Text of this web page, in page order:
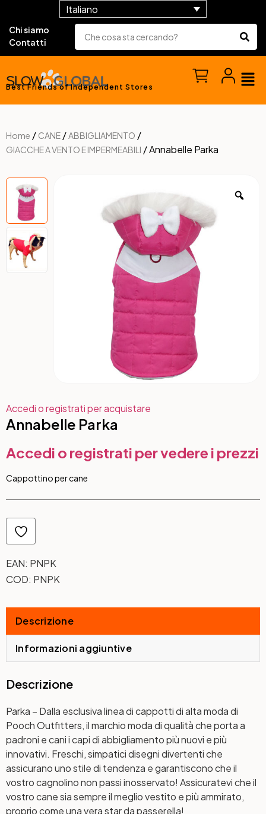
Italiano
Chi siamo
Contatti
Best Friends of Independent Stores
Home / CANE /ABBIGLIAMENTO /
GIACCHE A VENTO E IMPERMEABILI / Annabelle Parka
Accedi o registrati per acquistare
Annabelle Parka
Accedi o registrati per vedere i prezzi
Cappottino per cane
EAN: PNPK
COD: PNPK
Descrizione
Informazioni aggiuntive
Descrizione
Parka – Dalla esclusiva linea di cappotti di alta moda di
Pooch Outfitters, il marchio moda di qualità che porta a
padroni e cani i capi di abbigliamento più nuovi e più
innovativi. Freschi, simpatici disegni divertenti che
assicurano uno stile di tendenza e garantiscono che il
vostro cagnolino non passi inosservato! Assicuratevi che il
vostro cane sia sempre il meglio vestito e più ammirato,
proprio come una vera star da passerella!